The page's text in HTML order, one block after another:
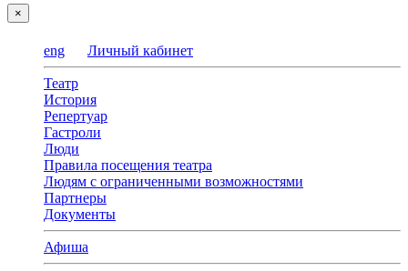
×
eng Личный кабинет
Театр
История
Репертуар
Гастроли
Люди
Правила посещения театра
Людям с ограниченными возможностями
Партнеры
Документы
Афиша